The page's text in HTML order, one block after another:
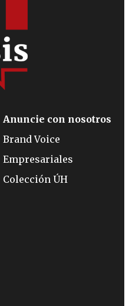
Anuncie con nosotros
Brand Voice
Empresariales
Colección ÚH